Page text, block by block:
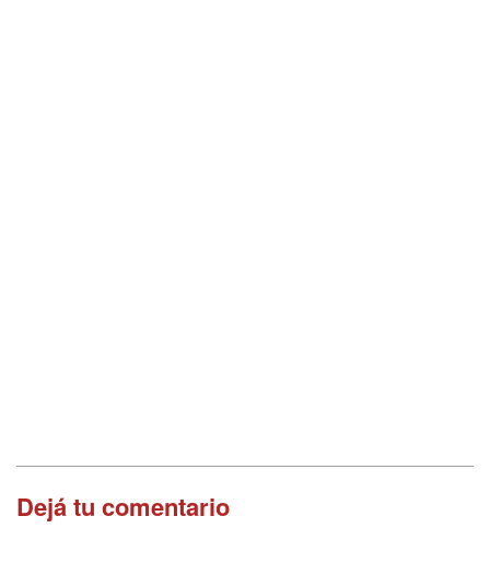
Dejá tu comentario